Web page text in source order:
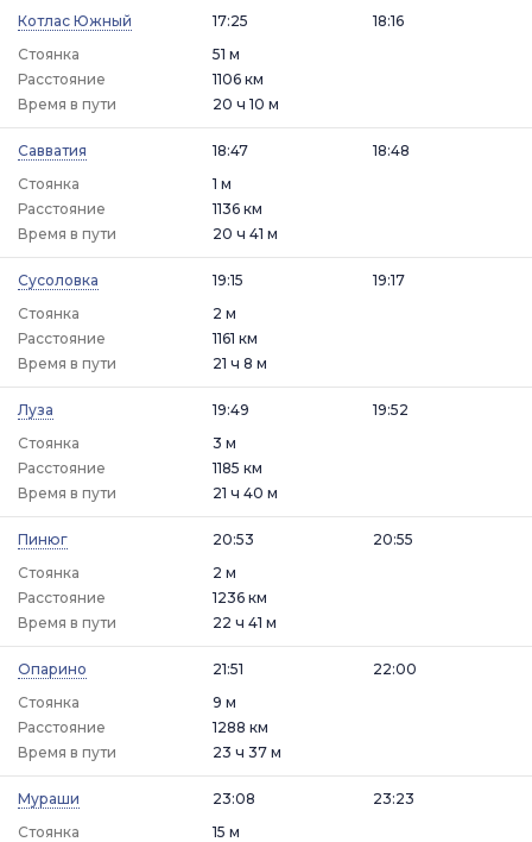
Котлас Южный
17:25
Стоянка
51 м
18:16
Расстояние
1106 км
Время в пути
20 ч 10 м
Савватия
18:47
Стоянка
1 м
18:48
Расстояние
1136 км
Время в пути
20 ч 41 м
Сусоловка
19:15
Стоянка
2 м
19:17
Расстояние
1161 км
Время в пути
21 ч 8 м
Луза
19:49
Стоянка
3 м
19:52
Расстояние
1185 км
Время в пути
21 ч 40 м
Пинюг
20:53
Стоянка
2 м
20:55
Расстояние
1236 км
Время в пути
22 ч 41 м
Опарино
21:51
Стоянка
9 м
22:00
Расстояние
1288 км
Время в пути
23 ч 37 м
Мураши
23:08
Стоянка
15 м
23:23